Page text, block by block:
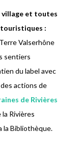
et toutes
:
Valserhône
sentiers
du label avec
actions de
de Rivières
Rivières
la Bibliothèque.